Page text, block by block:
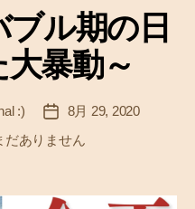
リ
ル期の日
暴動～
:)
投
稿
日
8月 29, 2020
だありません